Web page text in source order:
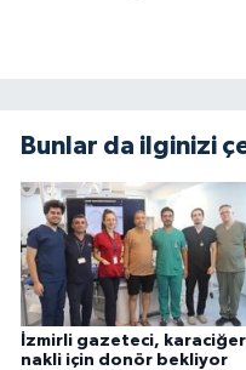
Bunlar da ilginizi
İzmirli gazeteci, karaciğer
nakli için donör bekliyor